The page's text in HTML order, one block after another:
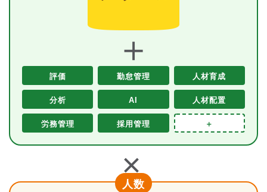
＋
評価 勤怠管理 人材育成
分析 AI 人材配置
労務管理 採用管理 ＋
＋
人数